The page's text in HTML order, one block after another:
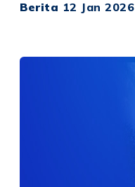
Berita 12 Jan 2026